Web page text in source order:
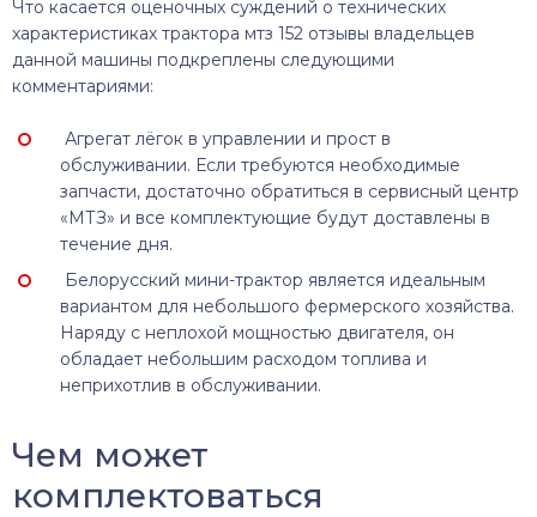
Что касается оценочных суждений о технических
характеристиках трактора мтз 152 отзывы владельцев
данной машины подкреплены следующими
комментариями:
Агрегат лёгок в управлении и прост в
обслуживании. Если требуются необходимые
запчасти, достаточно обратиться в сервисный центр
«МТЗ» и все комплектующие будут доставлены в
течение дня.
Белорусский мини-трактор является идеальным
вариантом для небольшого фермерского хозяйства.
Наряду с неплохой мощностью двигателя, он
обладает небольшим расходом топлива и
неприхотлив в обслуживании.
Чем может
комплектоваться